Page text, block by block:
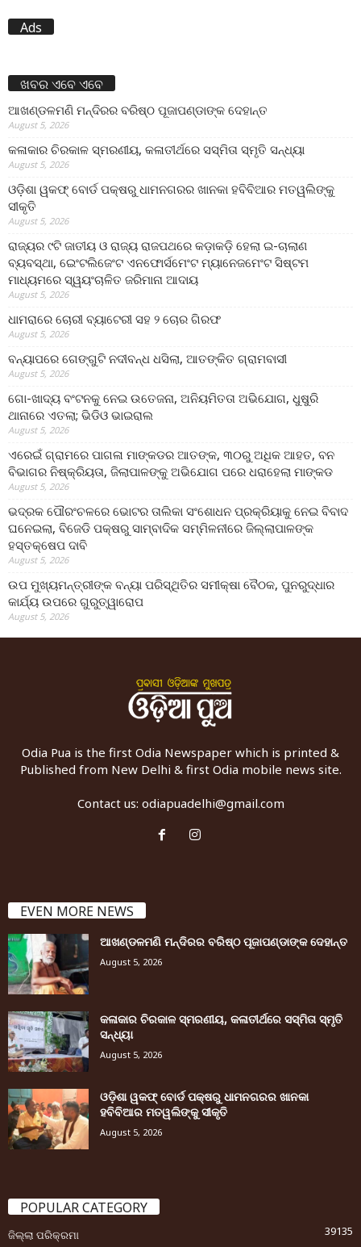
Ads
ଖବର ଏବେ ଏବେ
ଆଖଣ୍ଡଳମଣି ମନ୍ଦିରର ବରିଷ୍ଠ ପୂଜାପଣ୍ଡାଙ୍କ ଦେହାନ୍ତ
August 5, 2026
କଳାକାର ଚିରକାଳ ସ୍ମରଣୀୟ, କଳାତୀର୍ଥରେ ସସ୍ମିତା ସ୍ମୃତି ସନ୍ଧ୍ୟା
August 5, 2026
ଓଡ଼ିଶା ୱକଫ୍ ବୋର୍ଡ ପକ୍ଷରୁ ଧାମନଗରର ଖାନକା ହବିବିଆର ମତୱଲିଙ୍କୁ
ସୀକୃତି
August 5, 2026
ରାଜ୍ୟର ୯ଟି ଜାତୀୟ ଓ ରାଜ୍ୟ ରାଜପଥରେ କଡ଼ାକଡ଼ି ହେଲା ଇ-ଚାଲାଣ
ବ୍ୟବସ୍ଥା, ଇେଂଟଲିଜେଂଟ ଏନଫୋର୍ସମେଂଟ ମ୍ୟାନେଜମେଂଟ ସିଷ୍ଟମ
ମାଧ୍ୟମରେ ସ୍ୱୟଂଚାଳିତ ଜରିମାନା ଆଦାୟ
August 5, 2026
ଧାମରାରେ ଚୋରୀ ବ୍ୟାଟେରୀ ସହ ୨ ଚୋର ଗିରଫ
August 5, 2026
ବନ୍ୟାପରେ ଗେଙ୍ଗୁଟି ନଦୀବନ୍ଧ ଧସିଲା, ଆତଙ୍କିତ ଗ୍ରାମବାସୀ
August 5, 2026
ଗୋ-ଖାଦ୍ୟ ବଂଟନକୁ ନେଇ ଉତେଜନା, ଅନିୟମିତତା ଅଭିଯୋଗ, ଧୁଷୁରି
ଥାନାରେ ଏତଲା; ଭିଡିଓ ଭାଇରାଲ
August 5, 2026
ଏରେଇଁ ଗ୍ରାମରେ ପାଗଳା ମାଙ୍କଡର ଆତଙ୍କ, ୩୦ରୁ ଅଧିକ ଆହତ, ବନ
ବିଭାଗର ନିଷ୍କ୍ରିୟତା, ଜିଲାପାଳଙ୍କୁ ଅଭିଯୋଗ ପରେ ଧରାହେଲା ମାଙ୍କଡ
August 5, 2026
ଭଦ୍ରକ ପୌରଂଚଳରେ ଭୋଟର ତାଲିକା ସଂଶୋଧନ ପ୍ରକ୍ରିୟାକୁ ନେଇ ବିବାଦ
ଘନେଇଲା, ବିଜେଡି ପକ୍ଷରୁ ସାମ୍ବାଦିକ ସମ୍ମିଳନୀରେ ଜିଲ୍ଲାପାଳଙ୍କ
ହସ୍ତକ୍ଷେପ ଦାବି
August 5, 2026
ଉପ ମୁଖ୍ୟମନ୍ତ୍ରୀଙ୍କ ବନ୍ୟା ପରିସ୍ଥିତିର ସମୀକ୍ଷା ବୈଠକ, ପୁନରୁଦ୍ଧାର
କାର୍ଯ୍ୟ ଉପରେ ଗୁରୁତ୍ୱାରୋପ
August 5, 2026
Odia Pua is the first Odia Newspaper which is printed &
Published from New Delhi & first Odia mobile news site.
Contact us: odiapuadelhi@gmail.com
EVEN MORE NEWS
ଆଖଣ୍ଡଳମଣି ମନ୍ଦିରର ବରିଷ୍ଠ ପୂଜାପଣ୍ଡାଙ୍କ ଦେହାନ୍ତ
August 5, 2026
କଳାକାର ଚିରକାଳ ସ୍ମରଣୀୟ, କଳାତୀର୍ଥରେ ସସ୍ମିତା ସ୍ମୃତି
ସନ୍ଧ୍ୟା
August 5, 2026
ଓଡ଼ିଶା ୱକଫ୍ ବୋର୍ଡ ପକ୍ଷରୁ ଧାମନଗରର ଖାନକା
ହବିବିଆର ମତୱଲିଙ୍କୁ ସୀକୃତି
August 5, 2026
POPULAR CATEGORY
ଜିଲ୍ଲା ପରିକ୍ରମା 39135